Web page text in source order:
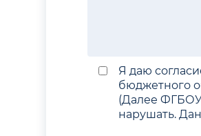
Я даю
бюджетного
(Далее ФГБОУ
нарушать.